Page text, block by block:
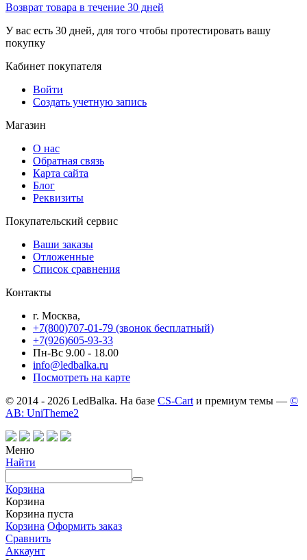
Возврат товара в течение 30 дней
У вас есть 30 дней, для того чтобы протестировать вашу
покупку
Кабинет покупателя
Войти
Создать учетную запись
Магазин
О нас
Обратная связь
Карта сайта
Блог
Реквизиты
Покупательский сервис
Ваши заказы
Отложенные
Список сравнения
Контакты
г. Москва,
+7(800)707-01-79 (звонок бесплатный)
+7(926)605-93-33
Пн-Вс 9.00 - 18.00
info@ledbalka.ru
Посмотреть на карте
© 2014 - 2026 LedBalka. На базе CS-Cart и премиум темы — ©
AB: UniTheme2
Меню
Найти
Корзина
Корзина
Корзина пуста
Корзина Оформить заказ
Сравнить
Аккаунт